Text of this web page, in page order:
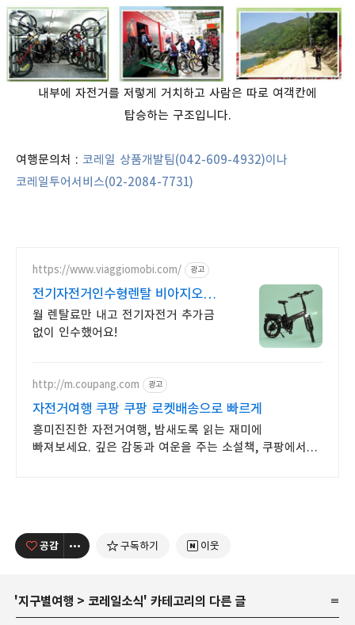
내부에 자전거를 저렇게 거치하고 사람은 따로 여객칸에
탑승하는 구조입니다.
여행문의처 : 코레일 상품개발팀(042-609-4932)이나
코레일투어서비스(02-2084-7731)
https://www.viaggiomobi.com/ 광고
전기자전거인수형렌탈 비아지오
추가금0원, 출퇴근자전거마련
월 렌탈료만 내고 전기자전거 추가금
없이 인수했어요!
http://m.coupang.com 광고
자전거여행 쿠팡 쿠팡 로켓배송으로 빠르게
흥미진진한 자전거여행, 밤새도록 읽는 재미에
빠져보세요. 깊은 감동과 여운을 주는 소설책, 쿠팡에서
공감 구독하기 이웃
'지구별여행 > 코레일소식' 카테고리의 다른 글